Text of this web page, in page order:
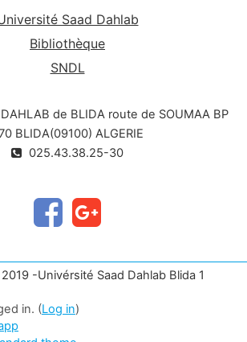
Saad Dahlab
Bibliothèque
SNDL
de BLIDA route de SOUMAA BP
BLIDA(09100) ALGERIE
025.43.38.25-30
-Univérsité Saad Dahlab Blida 1
in. (Log in)